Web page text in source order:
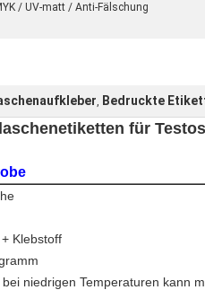
/ UV-matt / Anti-Fälschung
, Bedruckte
für
Klebstoff
niedrigen Temperaturen kann